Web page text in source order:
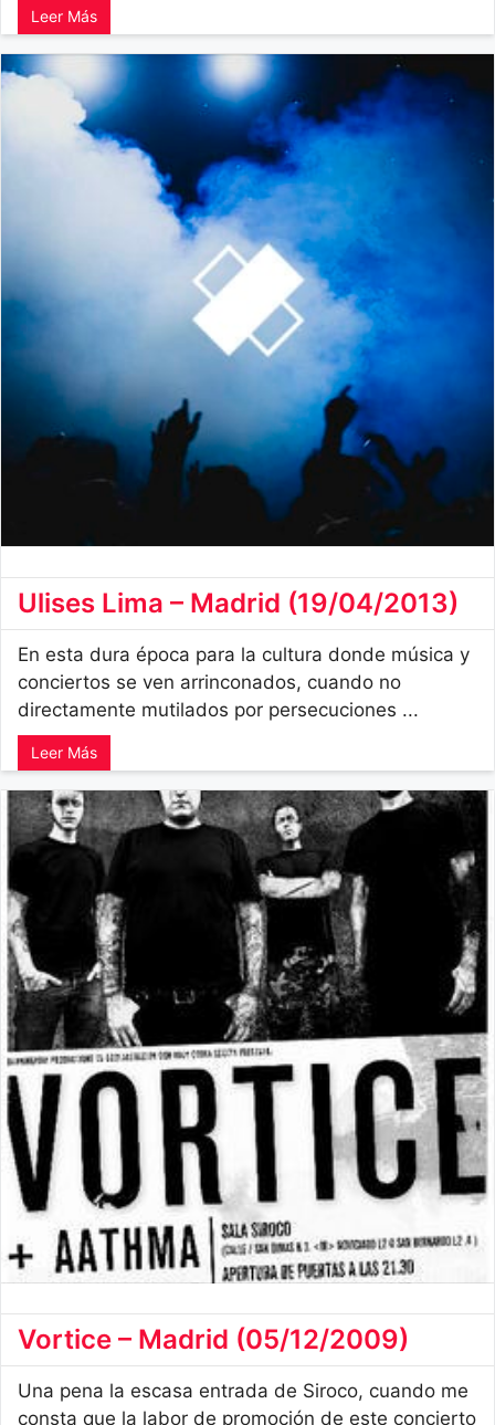
Leer Más
Ulises Lima – Madrid (19/04/2013)
En esta dura época para la cultura donde música y
conciertos se ven arrinconados, cuando no
directamente mutilados por persecuciones ...
Leer Más
Vortice – Madrid (05/12/2009)
Una pena la escasa entrada de Siroco, cuando me
consta que la labor de promoción de este concierto